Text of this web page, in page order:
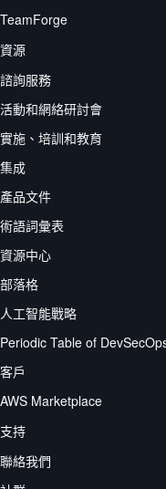
TeamForge
資源
諮詢服務
活動和網絡研討會
實施、培訓和教育
集成
產品文件
術語詞彙表
資源中心
部落格
人工智能戰略
Periodic Table of
客戶
AWS Marketplace
支持
聯絡我們